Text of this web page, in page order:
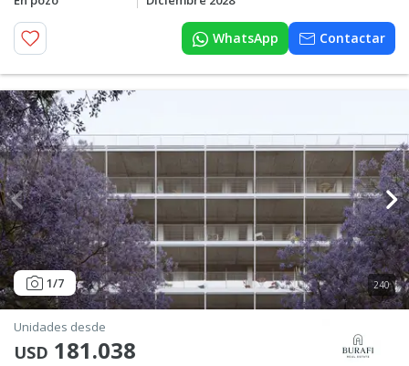
WhatsApp Contactar
1/7 240
Unidades desde
USD 181.038